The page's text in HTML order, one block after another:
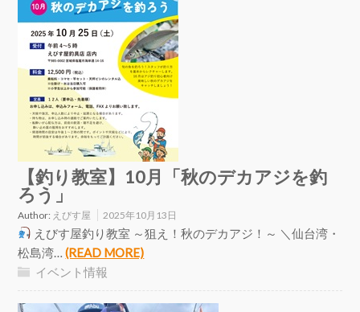
【釣り教室】10月「秋のデカアジを釣
ろう」
Author: えびす屋 2025年10月13日
えびす屋釣り教室 ～狙え！秋のデカアジ！～ ＼仙台湾・
松島湾…(READ MORE)
イベント情報